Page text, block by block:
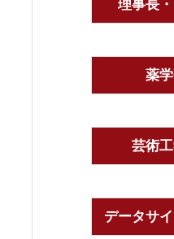
理事長
薬
芸術
データサ